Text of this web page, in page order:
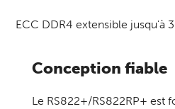
ECC DDR4 extensible jusqu'à
Conception fiable
Le RS822+/RS822RP+ est